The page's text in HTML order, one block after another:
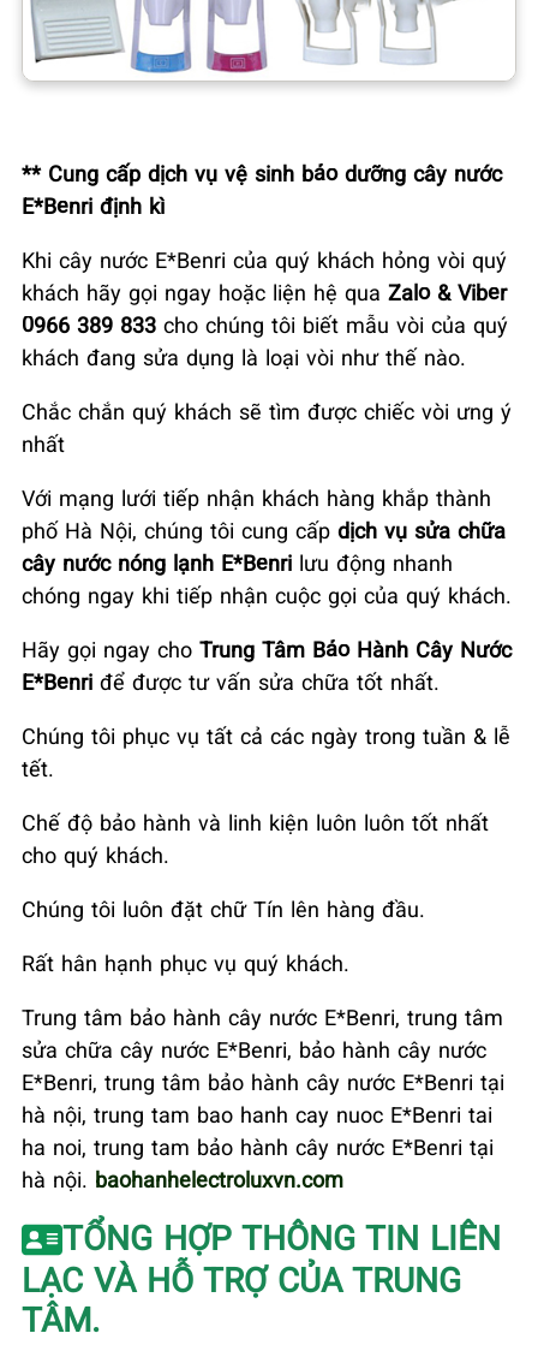
** Cung cấp dịch vụ vệ sinh bảo dưỡng cây nước
E*Benri định kì
Khi cây nước E*Benri của quý khách hỏng vòi quý
khách hãy gọi ngay hoặc liện hệ qua Zalo & Viber
0966 389 833 cho chúng tôi biết mẫu vòi của quý
khách đang sửa dụng là loại vòi như thế nào.
Chắc chắn quý khách sẽ tìm được chiếc vòi ưng ý
nhất
Với mạng lưới tiếp nhận khách hàng khắp thành
phố Hà Nội, chúng tôi cung cấp dịch vụ sửa chữa
cây nước nóng lạnh E*Benri lưu động nhanh
chóng ngay khi tiếp nhận cuộc gọi của quý khách.
Hãy gọi ngay cho Trung Tâm Bảo Hành Cây Nước
E*Benri để được tư vấn sửa chữa tốt nhất.
Chúng tôi phục vụ tất cả các ngày trong tuần & lễ
tết.
Chế độ bảo hành và linh kiện luôn luôn tốt nhất
cho quý khách.
Chúng tôi luôn đặt chữ Tín lên hàng đầu.
Rất hân hạnh phục vụ quý khách.
Trung tâm bảo hành cây nước E*Benri, trung tâm
sửa chữa cây nước E*Benri, bảo hành cây nước
E*Benri, trung tâm bảo hành cây nước E*Benri tại
hà nội, trung tam bao hanh cay nuoc E*Benri tai
ha noi, trung tam bảo hành cây nước E*Benri tại
hà nội. baohanhelectroluxvn.com
TỔNG HỢP THÔNG TIN LIÊN
LẠC VÀ HỖ TRỢ CỦA TRUNG
TÂM.